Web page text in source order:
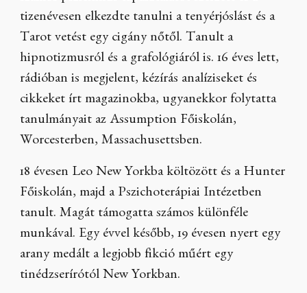
tizenévesen elkezdte tanulni a tenyérjóslást és a
Tarot vetést egy cigány nőtől. Tanult a
hipnotizmusról és a grafológiáról is. 16 éves lett,
rádióban is megjelent, kézírás analíziseket és
cikkeket írt magazinokba, ugyanekkor folytatta
tanulmányait az Assumption Főiskolán,
Worcesterben, Massachusettsben.
18 évesen Leo New Yorkba költözött és a Hunter
Főiskolán, majd a Pszichoterápiai Intézetben
tanult. Magát támogatta számos különféle
munkával. Egy évvel később, 19 évesen nyert egy
arany medált a legjobb fikció műért egy
tinédzserírótól New Yorkban.